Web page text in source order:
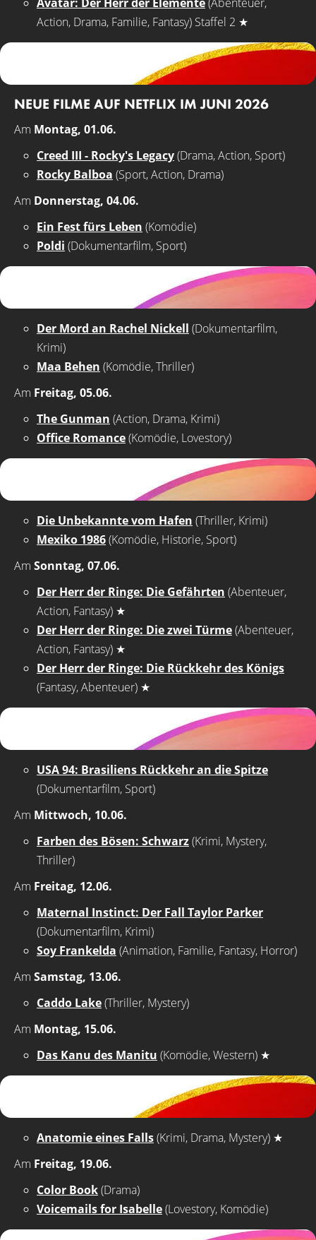
Action, Drama, Familie, Fantasy) Staffel 2 ★
NEUE FILME AUF NETFLIX IM JUNI 2026
Am Montag, 01.06.
Creed III - Rocky's Legacy(Drama, Action, Sport)
Rocky Balboa (Sport, Action, Drama)
Am Donnerstag, 04.06.
Ein Fest fürs Leben (Komödie)
Poldi (Dokumentarfilm, Sport)
Der Mord an Rachel Nickell (Dokumentarfilm,
Krimi)
Maa Behen (Komödie, Thriller)
Am Freitag, 05.06.
The Gunman (Action, Drama, Krimi)
Office Romance(Komödie, Lovestory)
Die Unbekannte vom Hafen (Thriller, Krimi)
Mexiko 1986(Komödie, Historie, Sport)
Am Sonntag, 07.06.
Der Herr der Ringe: Die Gefährten (Abenteuer,
Action, Fantasy) ★
Der Herr der Ringe: Die zwei Türme(Abenteuer,
Action, Fantasy) ★
Der Herr der Ringe: Die Rückkehr des Königs
(Fantasy, Abenteuer) ★
USA 94: Brasiliens Rückkehr an die Spitze
(Dokumentarfilm, Sport)
Am Mittwoch, 10.06.
Farben des Bösen: Schwarz(Krimi, Mystery,
Thriller)
Am Freitag, 12.06.
Maternal Instinct: Der Fall Taylor Parker
(Dokumentarfilm, Krimi)
Soy Frankelda (Animation, Familie, Fantasy, Horror)
Am Samstag, 13.06.
Caddo Lake(Thriller, Mystery)
Am Montag, 15.06.
Das Kanu des Manitu (Komödie, Western) ★
Anatomie eines Falls(Krimi, Drama, Mystery) ★
Am Freitag, 19.06.
Color Book(Drama)
Voicemails for Isabelle(Lovestory, Komödie)